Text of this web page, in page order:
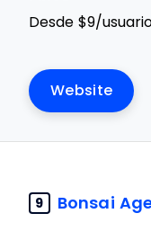
Desde $9/
Website
9 Bonsai